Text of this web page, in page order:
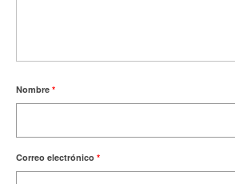
Nombre *
Correo electrónico *